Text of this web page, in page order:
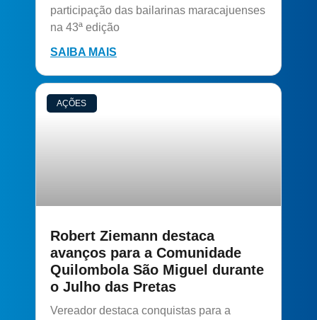
participação das bailarinas maracajuenses
na 43ª edição
SAIBA MAIS
AÇÕES
Robert Ziemann destaca
avanços para a Comunidade
Quilombola São Miguel durante
o Julho das Pretas
Vereador destaca conquistas para a